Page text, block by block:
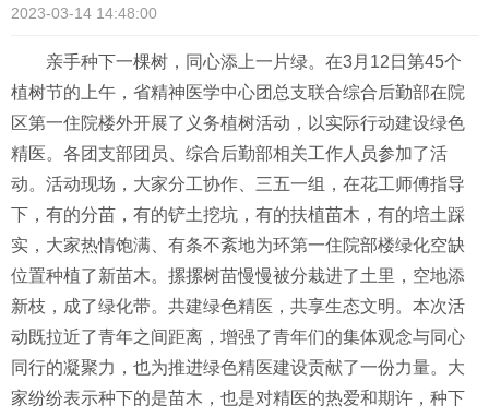
2023-03-14 14:48:00
亲手种下一棵树，同心添上一片绿。在3月12日第45个
植树节的上午，省精神医学中心团总支联合综合后勤部在院
区第一住院楼外开展了义务植树活动，以实际行动建设绿色
精医。各团支部团员、综合后勤部相关工作人员参加了活
动。活动现场，大家分工协作、三五一组，在花工师傅指导
下，有的分苗，有的铲土挖坑，有的扶植苗木，有的培土踩
实，大家热情饱满、有条不紊地为环第一住院部楼绿化空缺
位置种植了新苗木。摞摞树苗慢慢被分栽进了土里，空地添
新枝，成了绿化带。共建绿色精医，共享生态文明。本次活
动既拉近了青年之间距离，增强了青年们的集体观念与同心
同行的凝聚力，也为推进绿色精医建设贡献了一份力量。大
家纷纷表示种下的是苗木，也是对精医的热爱和期许，种下